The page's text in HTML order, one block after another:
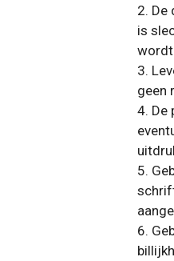
2. De
is
wordt
3.
geen
4. De
5.
6.